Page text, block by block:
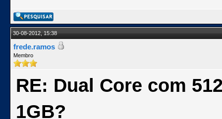
30-08-2012, 15:38
frede.ramos
Membro
RE: Dual Core com
1GB?